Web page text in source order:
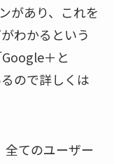
があり、これを
わかるという
＋と
ので詳しくは
てのユーザー